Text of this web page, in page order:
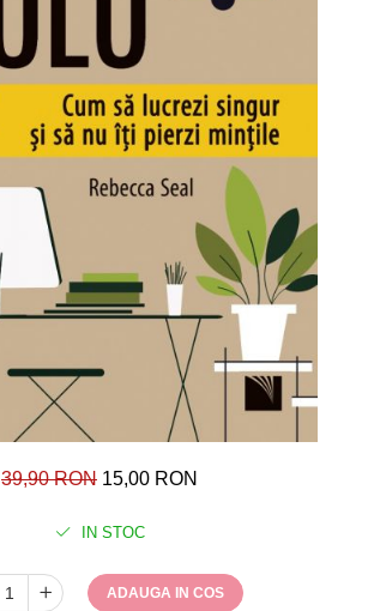
39,90 RON 15,00 RON
IN STOC
ADAUGA IN COS